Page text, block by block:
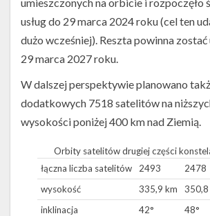
usług do 29 marca 2024 roku (cel ten
dużo wcześniej). Reszta powinna
29 marca 2027 roku.
W dalszej perspektywie planowano
dodatkowych 7518 satelitów na
wysokości poniżej 400 km nad Ziemią.
Orbity satelitów drugiej części
łączna liczba satelitów
2493 2478
wysokość
335,9 km 350,8
inklinacja
42° 48°